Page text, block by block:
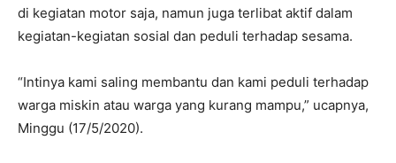
di kegiatan motor saja, namun juga terlibat aktif dalam
kegiatan-kegiatan sosial dan peduli terhadap sesama.
“Intinya kami saling membantu dan kami peduli terhadap
warga miskin atau warga yang kurang mampu,” ucapnya,
Minggu (17/5/2020).